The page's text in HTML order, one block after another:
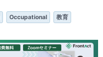
Occupational
教育